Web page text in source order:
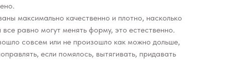
максимально качественно и плотно, насколько
равно могут менять форму, это естественно.
совсем или не произошло как можно дольше,
если помялось, вытягивать, придавать